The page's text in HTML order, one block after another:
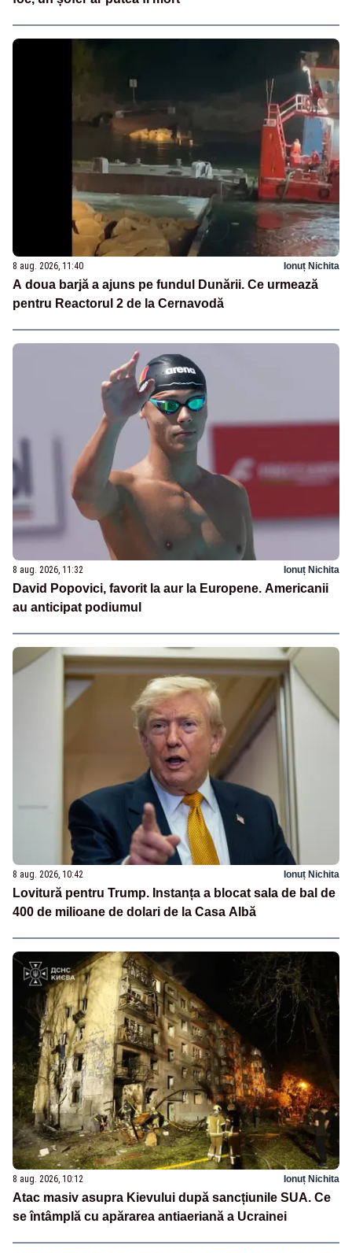
8 aug. 2026, 11:40 Ionuț Nichita
A doua barjă a ajuns pe fundul Dunării. Ce urmează
pentru Reactorul 2 de la Cernavodă
8 aug. 2026, 11:32 Ionuț Nichita
David Popovici, favorit la aur la Europene. Americanii
au anticipat podiumul
8 aug. 2026, 10:42 Ionuț Nichita
Lovitură pentru Trump. Instanța a blocat sala de bal de
400 de milioane de dolari de la Casa Albă
8 aug. 2026, 10:12 Ionuț Nichita
Atac masiv asupra Kievului după sancțiunile SUA. Ce
se întâmplă cu apărarea antiaeriană a Ucrainei